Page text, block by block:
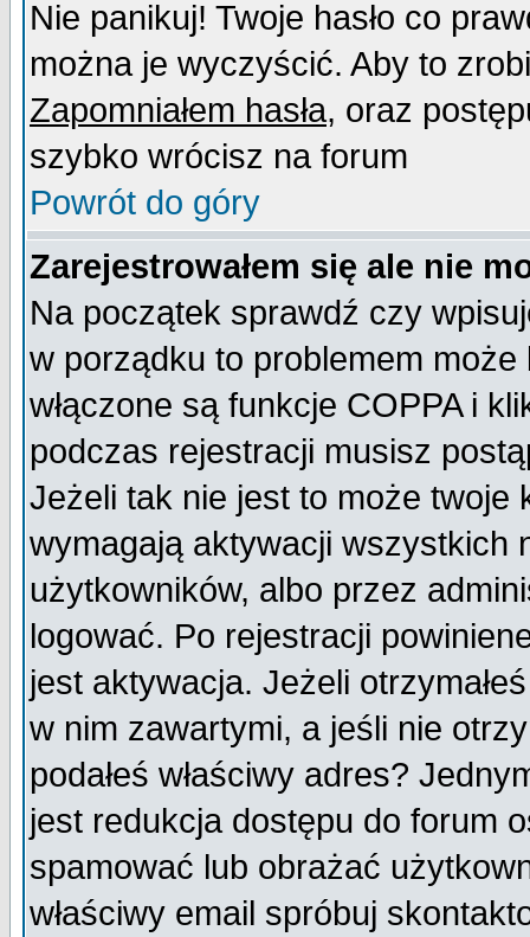
Nie panikuj! Twoje hasło co
można je wyczyścić. Aby to
Zapomniałem hasła, oraz
szybko wrócisz na forum
Powrót do góry
Zarejestrowałem się ale nie
Na początek sprawdź czy
w porządku to problemem
włączone są funkcje COPPA i
podczas rejestracji musisz
Jeżeli tak nie jest to może twoje
wymagają aktywacji wszystkich
użytkowników, albo przez
logować. Po rejestracji
jest aktywacja. Jeżeli
w nim zawartymi, a jeśli nie
podałeś właściwy adres?
jest redukcja dostępu do forum
spamować lub obrażać
właściwy email spróbuj